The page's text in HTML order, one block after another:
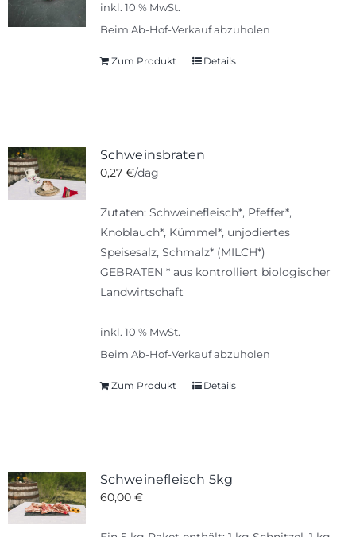
der
gewählt
inkl. 10 % MwSt.
Beim Ab-Hof-Verkauf abzuholen
Zum Produkt Details
Schweinsbraten
0,27 €/dag
Zutaten: Schweinefleisch*, Pfeffer*,
Knoblauch*, Kümmel*, unjodiertes
Speisesalz, Schmalz* (MILCH*)
GEBRATEN * aus kontrolliert biologischer
Landwirtschaft
inkl. 10 % MwSt.
Beim Ab-Hof-Verkauf abzuholen
Zum Produkt Details
Schweinefleisch 5kg
60,00 €